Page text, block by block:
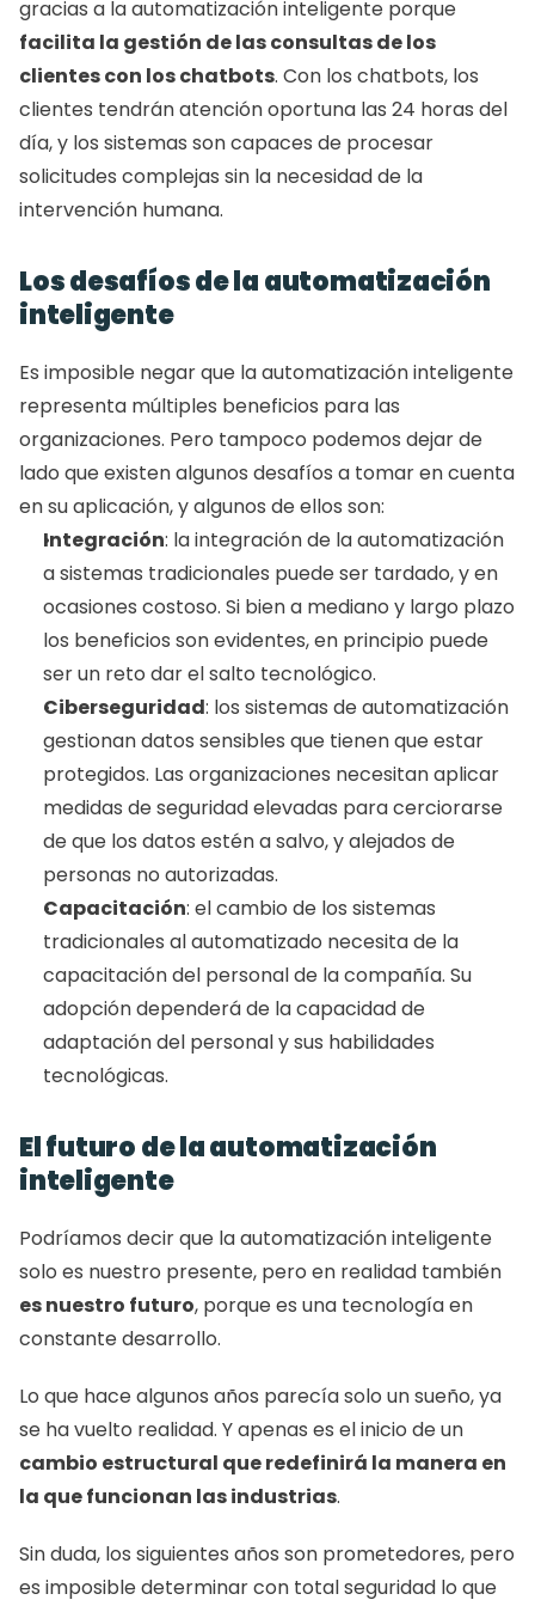
facilita la gestión de las consultas de los
clientes con los chatbots. Con los chatbots, los
clientes tendrán atención oportuna las 24 horas del
día, y los sistemas son capaces de procesar
solicitudes complejas sin la necesidad de la
intervención humana.
Los desafíos de la automatización
inteligente
Es imposible negar que la automatización inteligente
representa múltiples beneficios para las
organizaciones. Pero tampoco podemos dejar de
lado que existen algunos desafíos a tomar en cuenta
en su aplicación, y algunos de ellos son:
Integración: la integración de la automatización
a sistemas tradicionales puede ser tardado, y en
ocasiones costoso. Si bien a mediano y largo plazo
los beneficios son evidentes, en principio puede
ser un reto dar el salto tecnológico.
Ciberseguridad: los sistemas de automatización
gestionan datos sensibles que tienen que estar
protegidos. Las organizaciones necesitan aplicar
medidas de seguridad elevadas para cerciorarse
de que los datos estén a salvo, y alejados de
personas no autorizadas.
Capacitación: el cambio de los sistemas
tradicionales al automatizado necesita de la
capacitación del personal de la compañía. Su
adopción dependerá de la capacidad de
adaptación del personal y sus habilidades
tecnológicas.
El futuro de la automatización
inteligente
Podríamos decir que la automatización inteligente
es nuestro futuro, porque es una tecnología en
constante desarrollo.
Lo que hace algunos años parecía solo un sueño, ya
cambio estructural que redefinirá la manera en
la que funcionan las industrias.
Sin duda, los siguientes años son prometedores, pero
es imposible determinar con total seguridad lo que